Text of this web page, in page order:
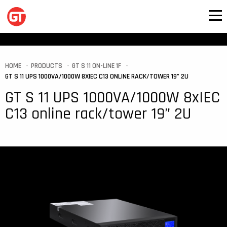
HOME PRODUCTS
GT S 11 ON-LINE 1F
GT S 11 UPS 1000VA/1000W 8XIEC C13 ONLINE RACK/TOWER 19” 2U
GT S 11 UPS 1000VA/1000W 8xIEC
C13 online rack/tower 19” 2U